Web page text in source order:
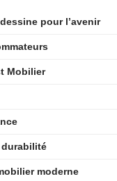
pour l’avenir
Mobilier
moderne